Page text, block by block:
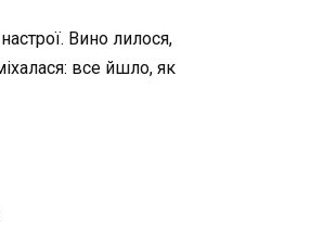
Вино лилося,
все йшло, як